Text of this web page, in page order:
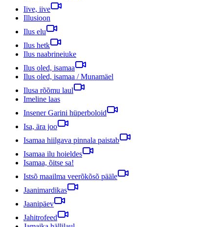
Iive, iive
Illusioon
Ilus elu
Ilus hetk
Ilus naabrineiuke
Ilus oled, isamaa
Ilus oled, isamaa / Munamäel
Ilusa rõõmu laul
Imeline laas
Insener Garini hüperboloid
Isa, ära joo
Isamaa hiilgava pinnala paistab
Isamaa ilu hoieldes
Isamaa, õitse sa!
Istsõ maailma veerõkõsõ pääle
Jaanimardikas
Jaanipäev
Jahitrofeed